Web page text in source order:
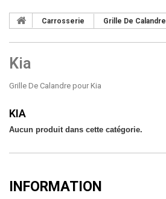
Carrosserie Grille De Calandre
Kia
Grille De Calandre pour Kia
KIA
Aucun produit dans cette catégorie.
INFORMATION